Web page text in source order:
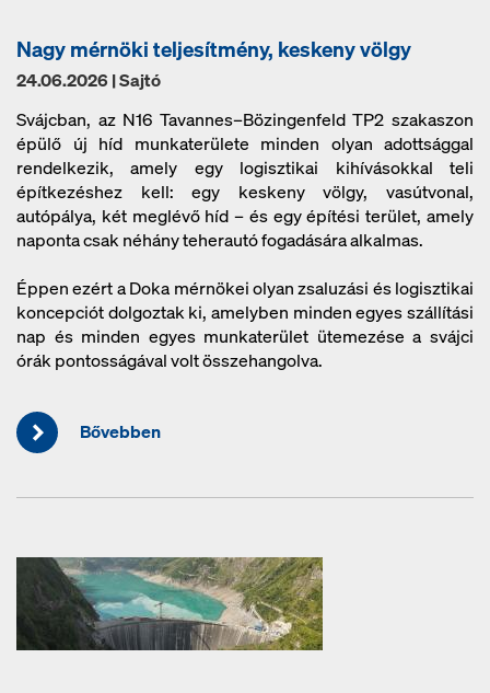
Nagy mérnöki teljesítmény, keskeny völgy
24.06.2026 | Sajtó
Svájcban, az N16 Tavannes–Bözingenfeld TP2 szakaszon
épülő új híd munkaterülete minden olyan adottsággal
rendelkezik, amely egy logisztikai kihívásokkal teli
építkezéshez kell: egy keskeny völgy, vasútvonal,
autópálya, két meglévő híd – és egy építési terület, amely
naponta csak néhány teherautó fogadására alkalmas.
Éppen ezért a Doka mérnökei olyan zsaluzási és logisztikai
koncepciót dolgoztak ki, amelyben minden egyes szállítási
nap és minden egyes munkaterület ütemezése a svájci
órák pontosságával volt összehangolva.
Bővebben